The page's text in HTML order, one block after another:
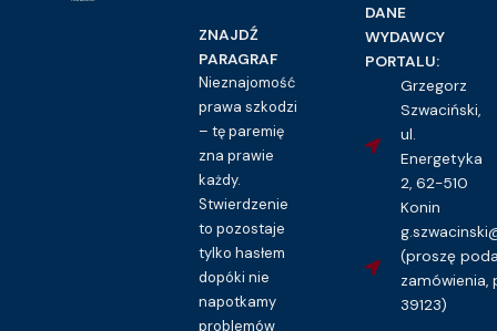
ZNAJDŹ
PARAGRAF
Nieznajomość
prawa szkodzi
– tę paremię
zna prawie
każdy.
Stwierdzenie
to pozostaje
tylko hasłem
dopóki nie
napotkamy
problemów
DANE
WYDAWCY
PORTALU:
Grzegorz
Szwaciński,
ul.
Energetyka
2, 62-510
Konin
(proszę
zamówienia,
39123)